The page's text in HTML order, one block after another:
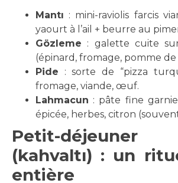
Mantı : mini-raviolis farcis
yaourt à l’ail + beurre au
Gözleme : galette cuite
(épinard, fromage, pomme
Pide : sorte de “pizza
fromage, viande, œuf.
Lahmacun : pâte fine
épicée, herbes, citron
Petit-
(kahvaltı) : un
entière